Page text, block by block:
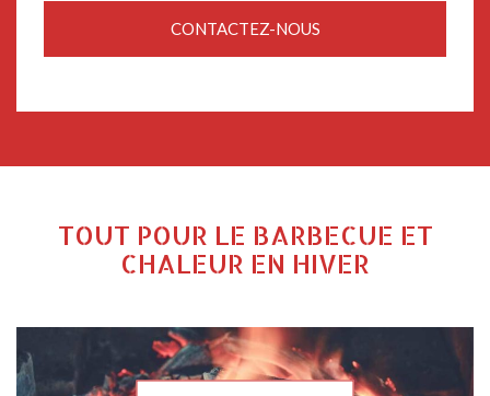
CONTACTEZ-NOUS
TOUT POUR LE BARBECUE ET
CHALEUR EN HIVER